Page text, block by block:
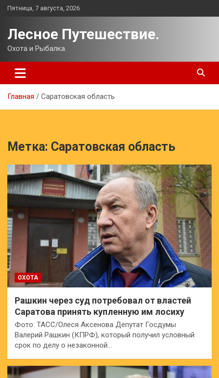
Перейти
Пятница, 7 августа, 2026
Лесное Путешествие.
Охота и Рыбалка.
Главная Саратовская область
Метка: Саратовская область
ОХОТА
Рашкин через суд потребовал от властей
Саратова принять купленную им лосиху
Фото: ТАСС/Олеся Аксенова Депутат Госдумы
Валерий Рашкин (КПРФ), который получил условный
срок по делу о незаконной…